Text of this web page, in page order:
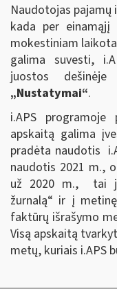
Naudotojas
kada per
mokestiniam
galima suvesti,
juostos
„Nustatymai“.
i.APS
apskaitą galima
pradėta naudotis
naudotis 2021 m.,
už 2020 m., tai
žurnalą“ ir į
faktūrų išrašymo
Visą apskaitą
metų, kuriais i.APS